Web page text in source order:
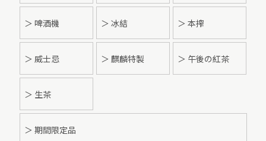
＞ 啤酒機 ＞ 冰結 ＞ 本搾
＞ 威士忌 ＞ 麒麟特製 ＞ 午後の紅茶
＞ 生茶
＞ 期間限定品